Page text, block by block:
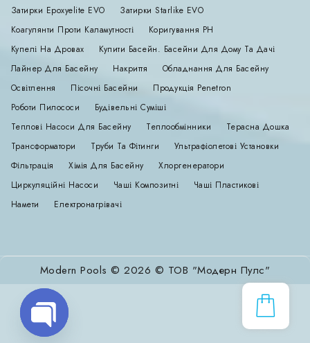
Затирки Epoxyelite EVO
Затирки Starlike EVO
Коагулянти Проти Каламутності
Коригування РН
Купелі На Дровах
Купити Басейн. Басейни Для Дому Та Дачі
Лайнер Для Басейну
Накриття
Обладнання Для Басейну
Освітлення
Пісочні Басейни
Продукція Penetron
Роботи Пилососи
Будівельні Суміші
Теплові Насоси Для Басейну
Теплообмінники
Терасна Дошка
Трансформатори
Труби Та Фітинги
Ультрафіолетові Установки
Фільтрація
Хімія Для Басейну
Хлоргенератори
Циркуляційні Насоси
Чаші Композитні
Чаші Пластикові
Намети
Електронагрівачі
Modern Pools © 2026 © ТОВ "Модерн Пулс"